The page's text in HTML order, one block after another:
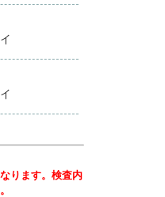
ります。検査内